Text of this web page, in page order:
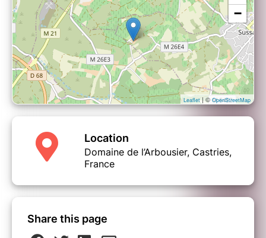
−
Leaflet| © OpenStreetMap
Location
Domaine de l’Arbousier, Castries,
France
Share this page